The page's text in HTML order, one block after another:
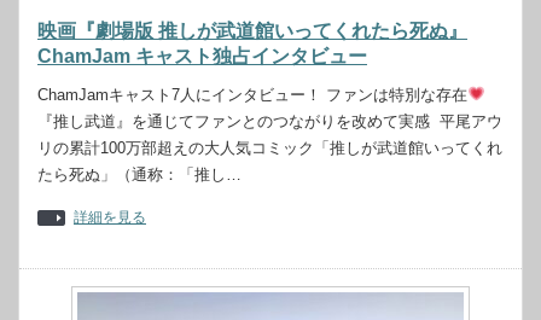
映画『劇場版 推しが武道館いってくれたら死ぬ』
ChamJam キャスト独占インタビュー
ChamJamキャスト7人にインタビュー！ ファンは特別な存在
『推し武道』を通じてファンとのつながりを改めて実感 平尾アウ
リの累計100万部超えの大人気コミック「推しが武道館いってくれ
たら死ぬ」（通称：「推し…
詳細を見る